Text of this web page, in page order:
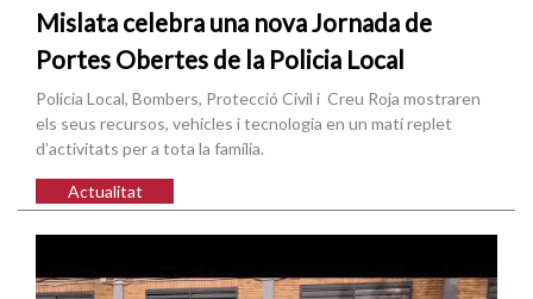
Mislata celebra una nova Jornada de
Portes Obertes de la Policia Local
Policia Local, Bombers, Protecció Civil i Creu Roja mostraren
els seus recursos, vehicles i tecnologia en un matí replet
d’activitats per a tota la família.
Actualitat